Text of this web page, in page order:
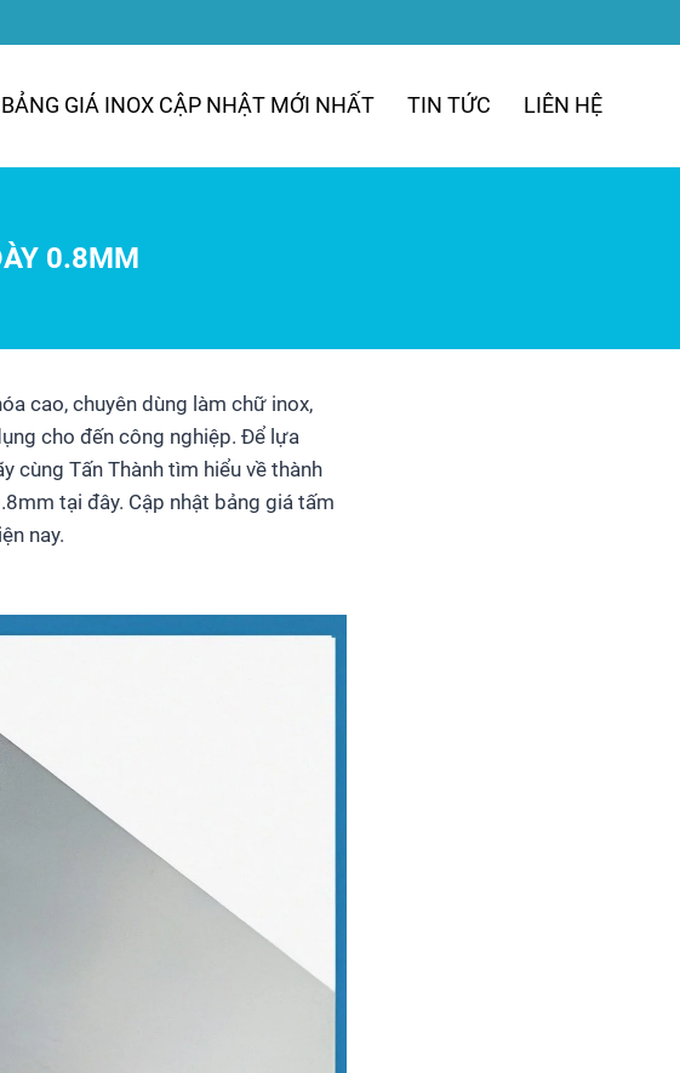
BẢNG GIÁ INOX CẬP NHẬT MỚI NHẤT TIN TỨC LIÊN HỆ
0.8MM
cao, chuyên dùng làm chữ inox,
cho đến công nghiệp. Để lựa
cùng Tấn Thành tìm hiểu về thành
tại đây. Cập nhật bảng giá tấm
nay.